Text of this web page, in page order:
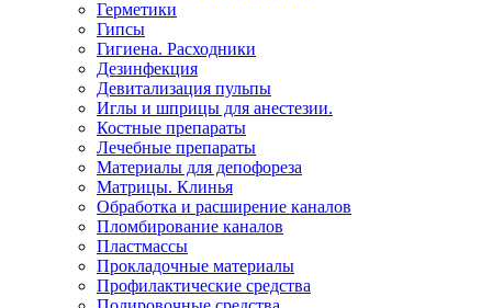
Герметики
Гипсы
Гигиена. Расходники
Дезинфекция
Девитализация пульпы
Иглы и шприцы для анестезии.
Костные препараты
Лечебные препараты
Материалы для депофореза
Матрицы. Клинья
Обработка и расширение каналов
Пломбирование каналов
Пластмассы
Прокладочные материалы
Профилактические средства